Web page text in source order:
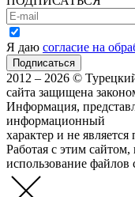
Я даю согласие на
2012 – 2026 ©
сайта защищена
Информация,
информационный
характер и не
Работая с этим сайтом,
использование файлов